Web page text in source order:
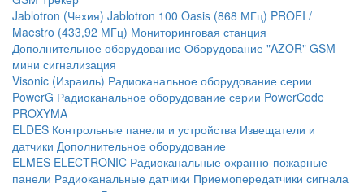
Jablotron (Чехия) Jablotron 100 Oasis (868 МГц) PROFI /
Maestro (433,92 МГц) Мониторинговая станция
Дополнительное оборудование Оборудование "AZOR" GSM
мини сигнализация
Visonic (Израиль) Радиоканальное оборудование серии
PowerG Радиоканальное оборудование серии PowerCode
PROXYMA
ELDES Контрольные панели и устройства Извещатели и
датчики Дополнительное оборудование
ELMES ELECTRONIC Радиоканальные охранно-пожарные
панели Радиоканальные датчики Приемопередатчики сигнала